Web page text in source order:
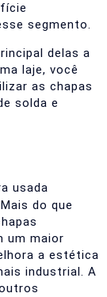
segmento.
delas a
laje, você
as chapas
solda e
usada
do que
um maior
a estética
industrial. A